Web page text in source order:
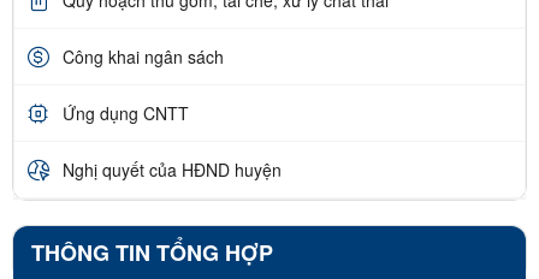
Công khai ngân sách
Ứng dụng CNTT
Nghị quyết của HĐND huyện
THÔNG TIN TỔNG HỢP